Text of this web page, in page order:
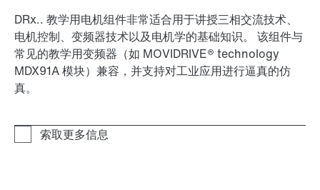
DRx.. 教学用电机组件非常适合用于讲授三相交流技术、
电机控制、变频器技术以及电机学的基础知识。 该组件与
常见的教学用变频器（如 MOVIDRIVE® technology
MDX91A 模块）兼容，并支持对工业应用进行逼真的仿
真。